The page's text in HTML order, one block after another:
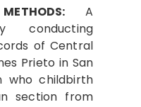
A
conducting
of Central
Prieto in San
who childbirth
section from